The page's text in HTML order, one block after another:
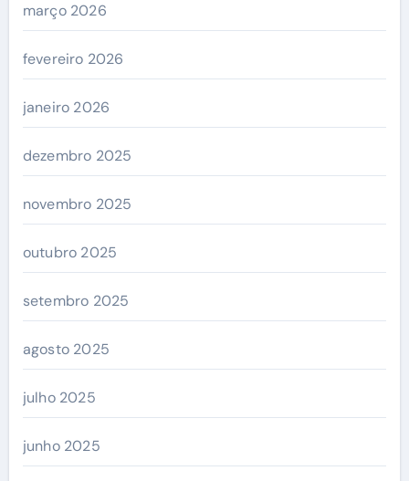
março 2026
fevereiro 2026
janeiro 2026
dezembro 2025
novembro 2025
outubro 2025
setembro 2025
agosto 2025
julho 2025
junho 2025